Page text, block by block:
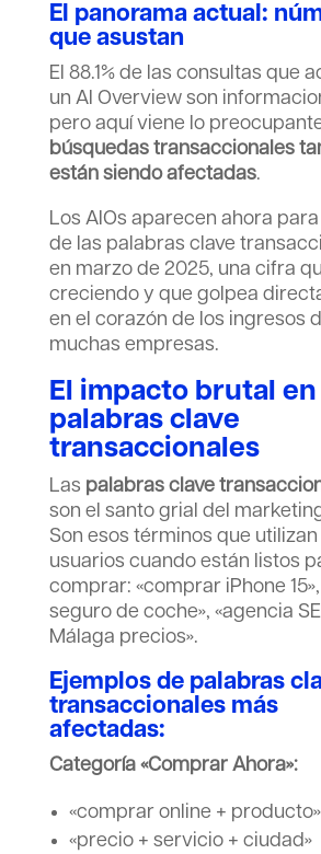
El panorama actual:
que asustan
El 88.1% de las consultas que
un AI Overview son
pero aquí viene lo
búsquedas transaccionales
están siendo afectadas.
Los AIOs aparecen ahora para
de las palabras clave
en marzo de 2025, una cifra
creciendo y que golpea
en el corazón de los ingresos
muchas empresas.
El impacto brutal en
palabras clave
transaccionales
Las palabras clave
son el santo grial del
Son esos términos que utilizan
usuarios cuando están listos
comprar: «comprar iPhone
seguro de coche», «agencia
Málaga precios».
Ejemplos de palabras
transaccionales más
afectadas:
Categoría «Comprar Ahora»:
«comprar online + producto»
«precio + servicio + ciudad»